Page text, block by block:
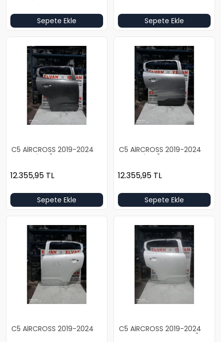
Sepete Ekle Sepete Ekle
C5 AİRCROSS 2019-2024
BOŞ GRİ SAĞ ARKA KAPI
12.355,95 TL
Sepete Ekle
C5 AİRCROSS 2019-2024
BOŞ GRİ SAĞ ARKA KAPI
12.355,95 TL
Sepete Ekle
C5 AİRCROSS 2019-2024
C5 AİRCROSS 2019-2024
BOŞ HATASIZ BEYAZ SAĞ